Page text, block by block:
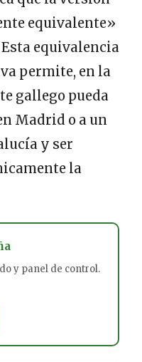
equivalente»
equivalencia
permite, en la
gallego pueda
Madrid o a un
y ser
la
y panel de control.